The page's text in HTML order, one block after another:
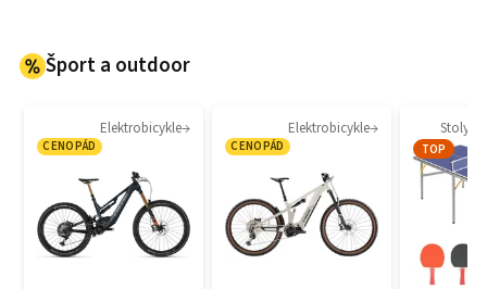
Šport a outdoor
Elektrobicykle
CENOPÁD
Elektrobicykle
CENOPÁD
Stoly
TOP